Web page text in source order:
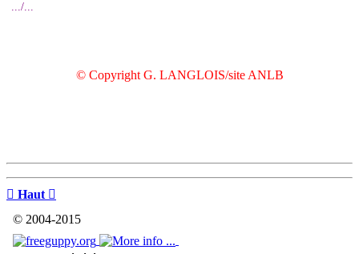
.../...
© Copyright G. LANGLOIS/site ANLB
 Haut 
© 2004-2015